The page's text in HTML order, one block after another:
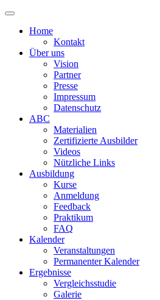
Home
Kontakt
Über uns
Vision
Partner
Presse
Impressum
Datenschutz
ABC
Materialien
Zertifizierte Ausbilder
Videos
Nützliche Links
Ausbildung
Kurse
Anmeldung
Feedback
Praktikum
FAQ
Kalender
Veranstaltungen
Permanenter Kalender
Ergebnisse
Vergleichsstudie
Galerie